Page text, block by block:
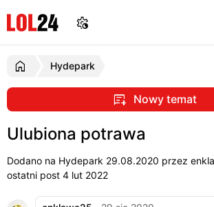
Hydepark
Nowy temat
Ulubiona potrawa
Dodano na Hydepark 29.08.2020 przez
ostatni post 4 lut 2022